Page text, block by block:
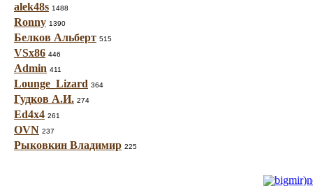
alek48s 1488
Ronny 1390
Белков Альберт 515
VSx86 446
Admin 411
Lounge_Lizard 364
Гудков А.И. 274
Ed4x4 261
OVN 237
Рыковкин Владимир 225